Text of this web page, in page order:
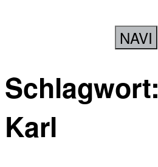
NAVI
Schlagwort:
Karl